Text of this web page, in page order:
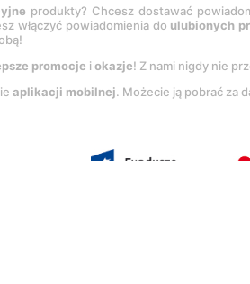
produkty? Chcesz dostawać
włączyć powiadomienia do ulubionych
promocje i okazje! Z nami nigdy nie
aplikacji mobilnej. Możecie ją pobrać za